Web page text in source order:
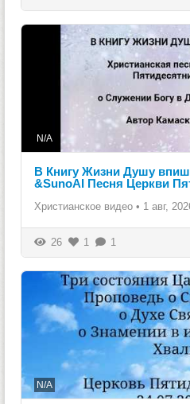
N/A
В Книгу Жизни Душу
&SunoAI Песня Церкви
Христианское видео • 1 авг,
26 1 1
N/A